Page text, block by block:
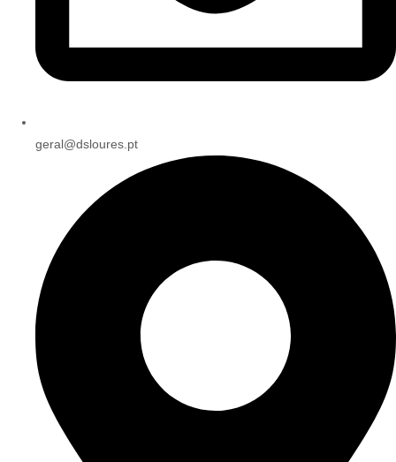
geral@dsloures.pt